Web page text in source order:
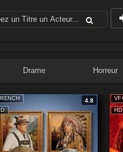
Drame Horreur
4.8
HD